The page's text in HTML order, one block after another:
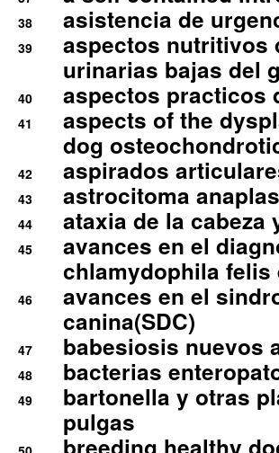
38 asistencia de
39
aspectos nutritivos
urinarias bajas del
40 aspectos practicos
41
aspects of the
dog
42 aspirados
43 astrocitoma
44 ataxia de la cabeza
45
avances en el
chlamydophila felis
46
avances en el
canina(SDC)
47 babesiosis nuevos
48 bacterias
49
bartonella y otras
pulgas
breeding healthy